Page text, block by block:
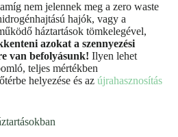
nem jelennek meg a zero waste
hajók, vagy a
háztartások tömkelegével,
azokat a szennyezési
van befolyásunk! Ilyen lehet
teljes mértékben
helyezése és az újrahasznosítás